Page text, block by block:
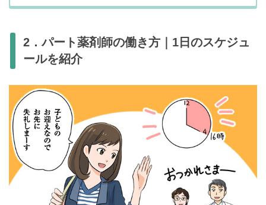
2．パート薬剤師の働き方｜1日のスケジュ
ールを紹介